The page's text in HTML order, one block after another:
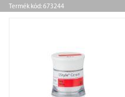
Termék kód: 673244